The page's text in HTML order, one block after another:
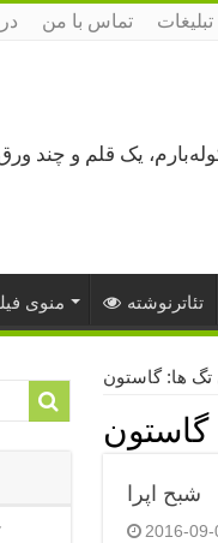
تماس با من تبلیغات
منوی تئاترنوشته
تگ ها: گاستون
گاستون
شبح اپرا
2016-09-